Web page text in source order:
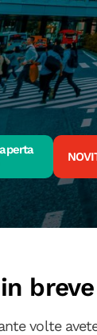
breve
volte